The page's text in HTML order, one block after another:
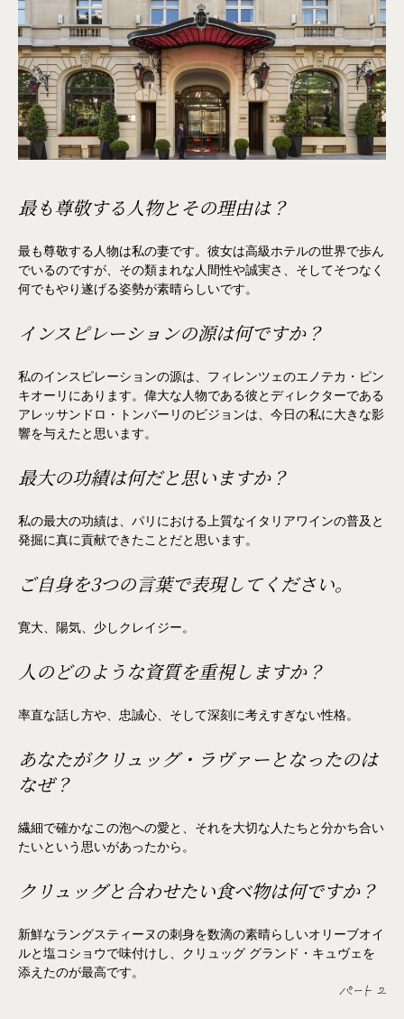
最も尊敬する人物とその理由は？
最も尊敬する人物は私の妻です。彼女は高級ホテルの世界で歩ん
でいるのですが、その類まれな人間性や誠実さ、そしてそつなく
何でもやり遂げる姿勢が素晴らしいです。
インスピレーションの源は何ですか？
私のインスピレーションの源は、フィレンツェのエノテカ・ピン
キオーリにあります。偉大な人物である彼とディレクターである
アレッサンドロ・トンバーリのビジョンは、今日の私に大きな影
響を与えたと思います。
最大の功績は何だと思いますか？
私の最大の功績は、パリにおける上質なイタリアワインの普及と
発掘に真に貢献できたことだと思います。
ご自身を3つの言葉で表現してください。
寛大、陽気、少しクレイジー。
人のどのような資質を重視しますか？
率直な話し方や、忠誠心、そして深刻に考えすぎない性格。
あなたがクリュッグ・ラヴァーとなったのは
なぜ？
繊細で確かなこの泡への愛と、それを大切な人たちと分かち合い
たいという思いがあったから。
クリュッグと合わせたい食べ物は何ですか？
新鮮なラングスティーヌの刺身を数滴の素晴らしいオリーブオイ
ルと塩コショウで味付けし、クリュッグ グランド・キュヴェを
添えたのが最高です。
パート 2